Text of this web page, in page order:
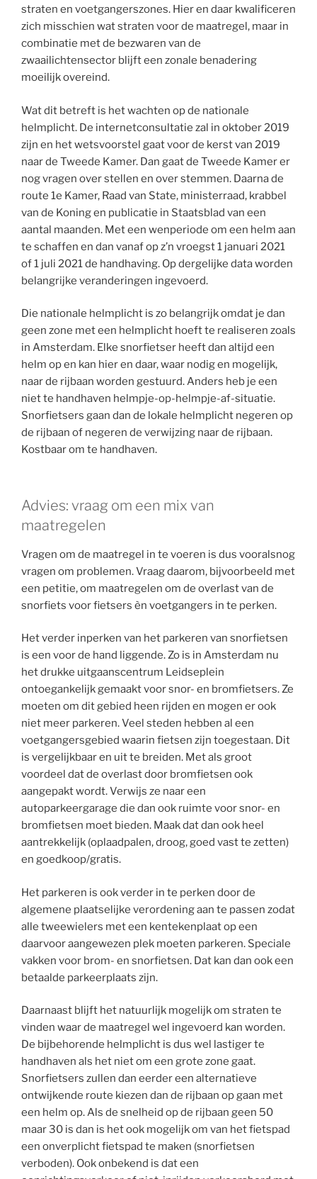
straten en voetgangerszones. Hier en daar kwalificeren
zich misschien wat straten voor de maatregel, maar in
combinatie met de bezwaren van de
zwaailichtensector blijft een zonale benadering
moeilijk overeind.
Wat dit betreft is het wachten op de nationale
helmplicht. De internetconsultatie zal in oktober 2019
zijn en het wetsvoorstel gaat voor de kerst van 2019
naar de Tweede Kamer. Dan gaat de Tweede Kamer er
nog vragen over stellen en over stemmen. Daarna de
route 1e Kamer, Raad van State, ministerraad, krabbel
van de Koning en publicatie in Staatsblad van een
aantal maanden. Met een wenperiode om een helm aan
te schaffen en dan vanaf op z’n vroegst 1 januari 2021
of 1 juli 2021 de handhaving. Op dergelijke data worden
belangrijke veranderingen ingevoerd.
Die nationale helmplicht is zo belangrijk omdat je dan
geen zone met een helmplicht hoeft te realiseren zoals
in Amsterdam. Elke snorfietser heeft dan altijd een
helm op en kan hier en daar, waar nodig en mogelijk,
naar de rijbaan worden gestuurd. Anders heb je een
niet te handhaven helmpje-op-helmpje-af-situatie.
Snorfietsers gaan dan de lokale helmplicht negeren op
de rijbaan of negeren de verwijzing naar de rijbaan.
Kostbaar om te handhaven.
Advies: vraag om een mix van
maatregelen
Vragen om de maatregel in te voeren is dus vooralsnog
vragen om problemen. Vraag daarom, bijvoorbeeld met
een petitie, om maatregelen om de overlast van de
snorfiets voor fietsers èn voetgangers in te perken.
Het verder inperken van het parkeren van snorfietsen
is een voor de hand liggende. Zo is in Amsterdam nu
het drukke uitgaanscentrum Leidseplein
ontoegankelijk gemaakt voor snor- en bromfietsers. Ze
moeten om dit gebied heen rijden en mogen er ook
niet meer parkeren. Veel steden hebben al een
voetgangersgebied waarin fietsen zijn toegestaan. Dit
is vergelijkbaar en uit te breiden. Met als groot
voordeel dat de overlast door bromfietsen ook
aangepakt wordt. Verwijs ze naar een
autoparkeergarage die dan ook ruimte voor snor- en
bromfietsen moet bieden. Maak dat dan ook heel
aantrekkelijk (oplaadpalen, droog, goed vast te zetten)
en goedkoop/gratis.
Het parkeren is ook verder in te perken door de
algemene plaatselijke verordening aan te passen zodat
alle tweewielers met een kentekenplaat op een
daarvoor aangewezen plek moeten parkeren. Speciale
vakken voor brom- en snorfietsen. Dat kan dan ook een
betaalde parkeerplaats zijn.
Daarnaast blijft het natuurlijk mogelijk om straten te
vinden waar de maatregel wel ingevoerd kan worden.
De bijbehorende helmplicht is dus wel lastiger te
handhaven als het niet om een grote zone gaat.
Snorfietsers zullen dan eerder een alternatieve
ontwijkende route kiezen dan de rijbaan op gaan met
een helm op. Als de snelheid op de rijbaan geen 50
maar 30 is dan is het ook mogelijk om van het fietspad
een onverplicht fietspad te maken (snorfietsen
verboden). Ook onbekend is dat een